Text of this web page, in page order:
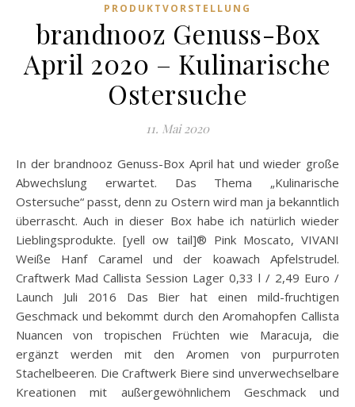
PRODUKTVORSTELLUNG
brandnooz Genuss-Box
April 2020 – Kulinarische
Ostersuche
11. Mai 2020
In der brandnooz Genuss-Box April hat und wieder große
Abwechslung erwartet. Das Thema „Kulinarische
Ostersuche“ passt, denn zu Ostern wird man ja bekanntlich
überrascht. Auch in dieser Box habe ich natürlich wieder
Lieblingsprodukte. [yell ow tail]® Pink Moscato, VIVANI
Weiße Hanf Caramel und der koawach Apfelstrudel.
Craftwerk Mad Callista Session Lager 0,33 l / 2,49 Euro /
Launch Juli 2016 Das Bier hat einen mild-fruchtigen
Geschmack und bekommt durch den Aromahopfen Callista
Nuancen von tropischen Früchten wie Maracuja, die
ergänzt werden mit den Aromen von purpurroten
Stachelbeeren. Die Craftwerk Biere sind unverwechselbare
Kreationen mit außergewöhnlichem Geschmack und